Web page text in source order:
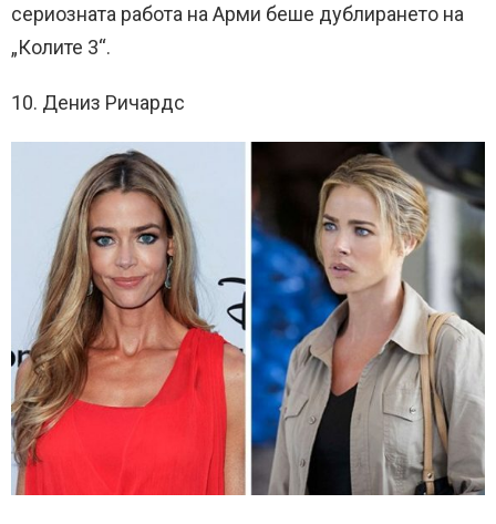
сериозната работа на Арми беше дублирането на
„Колите 3“.
10. Дениз Ричардс